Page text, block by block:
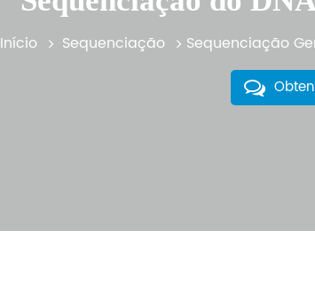
Início Sequenciação Sequenciação